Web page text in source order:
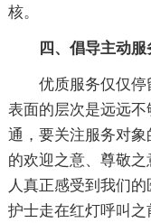
核。
四、倡导主动服
优质服务仅仅停
表面的层次是远远
通，要关注服务对
的欢迎之意、尊敬
人真正感受到我们
护士走在红灯呼叫